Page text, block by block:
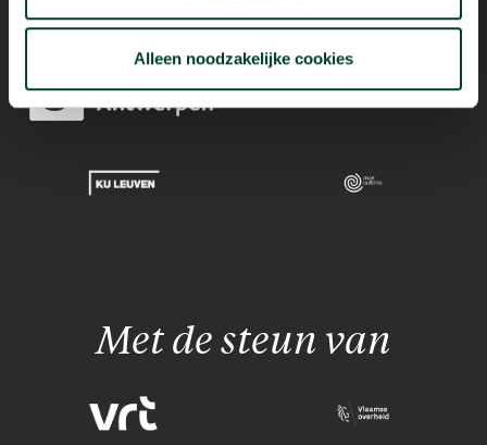
Alleen noodzakelijke cookies
Met de steun van